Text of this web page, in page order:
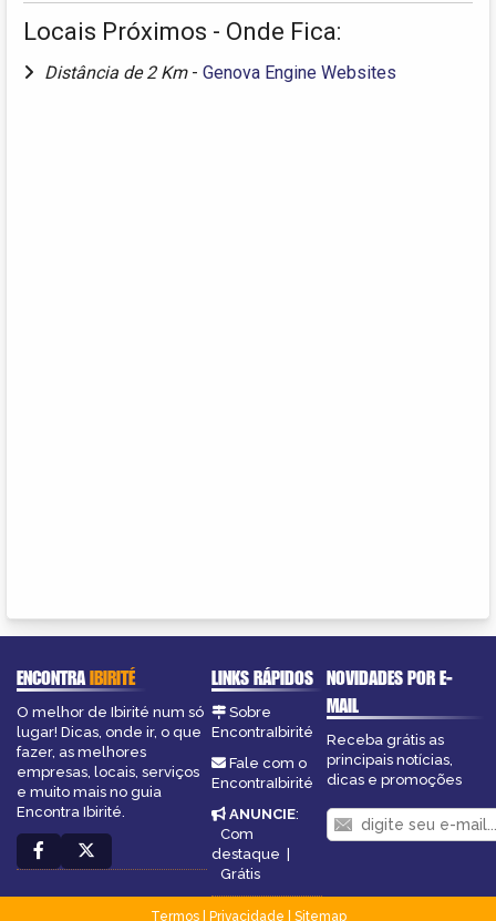
Locais Próximos - Onde Fica:
Distância de 2 Km - Genova Engine Websites
ENCONTRAIBIRITÉ
O melhor de Ibirité num só
lugar! Dicas, onde ir, o que
fazer, as melhores
empresas, locais, serviços
e muito mais no guia
Encontra Ibirité.
LINKS RÁPIDOS
Sobre
EncontraIbirité
Fale com o
EncontraIbirité
ANUNCIE:
Com
destaque |
Grátis
NOVIDADES POR E-
MAIL
Receba grátis as
principais notícias,
dicas e promoções
Termos| Privacidade
Sitemap